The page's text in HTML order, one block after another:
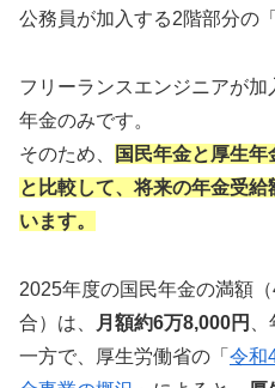
公務員が加入する2階部分の
フリーランスエンジニアが
年金のみです。
そのため、
国民年金と厚生
と比較して、将来の年金受
います。
2025年度の国民年金の満額
合）は、
月額約6万8,000円
一方で、厚生労働省の「 令和